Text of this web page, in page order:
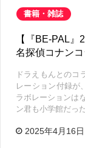
書籍・雑誌
【『BE-PAL
名探偵コナン
ドラえもんとのコ
レーション付録が
ラボレーションは
ン君も小学館だっ
2025年4月16日